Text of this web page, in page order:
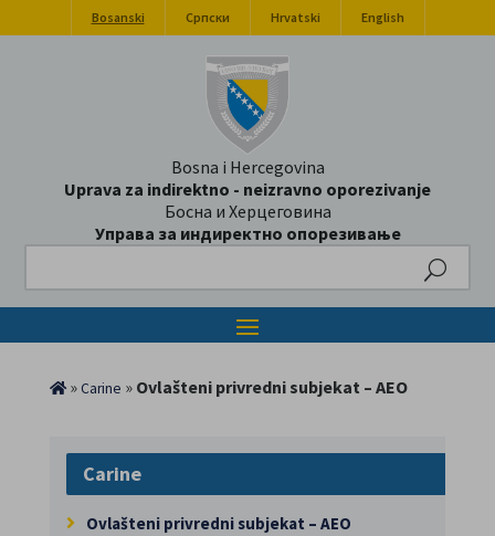
Bosanski Српски Hrvatski English
Bosna i Hercegovina
Uprava za indirektno - neizravno oporezivanje
Босна и Херцеговина
Управа за индиректно опорезивање
»Carine » Ovlašteni privredni subjekat – AEO
Carine
Ovlašteni privredni subjekat – AEO